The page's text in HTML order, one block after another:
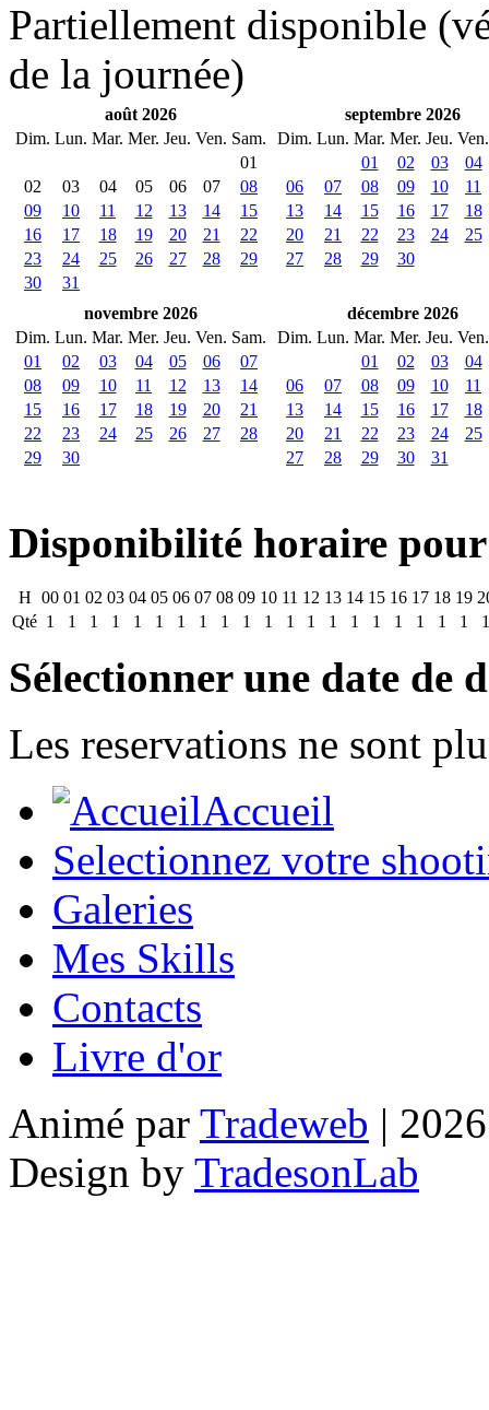
Partiellement disponible
de la journée)
août 2026
Dim. Lun. Mar. Mer. Jeu. Ven. Sam.
01
02
03 04 05 06 07
08
09
10 11 12 13 14
15
16
17 18 19 20 21
22
23
24 25 26 27 28
29
30
31
septembre 2026
Dim. Lun. Mar. Mer. Jeu. Ven.
01
02 03
04
06
07 08 09 10
11
13
14 15 16 17
18
20
21 22 23 24
25
27
28 29 30
novembre 2026
Dim. Lun. Mar. Mer. Jeu. Ven. Sam.
01
02 03 04 05 06
07
08
09 10 11 12 13
14
15
16 17 18 19 20
21
22
23 24 25 26 27
28
29
30
décembre 2026
Dim. Lun. Mar. Mer. Jeu. Ven.
01
02 03
04
06
07 08 09 10
11
13
14 15 16 17
18
20
21 22 23 24
25
27
28 29 30 31
Disponibilité horaire
H 00 01 02 03 04 05 06 07 08 09 10 11 12 13 14 15 16 17 18 19
Qté 1 1 1 1 1 1 1 1 1 1 1 1 1 1 1 1 1 1 1 1 1
Sélectionner une date de
Les reservations ne sont
Accueil
Selectionnez votre
Galeries
Mes Skills
Contacts
Livre d'or
Animé par Tradeweb |
Design by TradesonLab